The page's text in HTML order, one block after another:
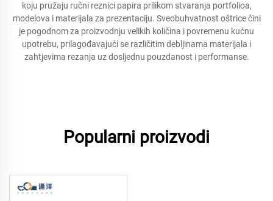
koju pružaju ručni reznici papira prilikom stvaranja portfolioa,
modelova i materijala za prezentaciju. Sveobuhvatnost oštrice čini
je pogodnom za proizvodnju velikih količina i povremenu kućnu
upotrebu, prilagođavajući se različitim debljinama materijala i
zahtjevima rezanja uz dosljednu pouzdanost i performanse.
Popularni proizvodi